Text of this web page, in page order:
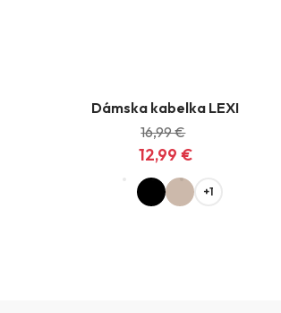
Dámska kabelka LEXI
16,99 €
12,99 €
+1